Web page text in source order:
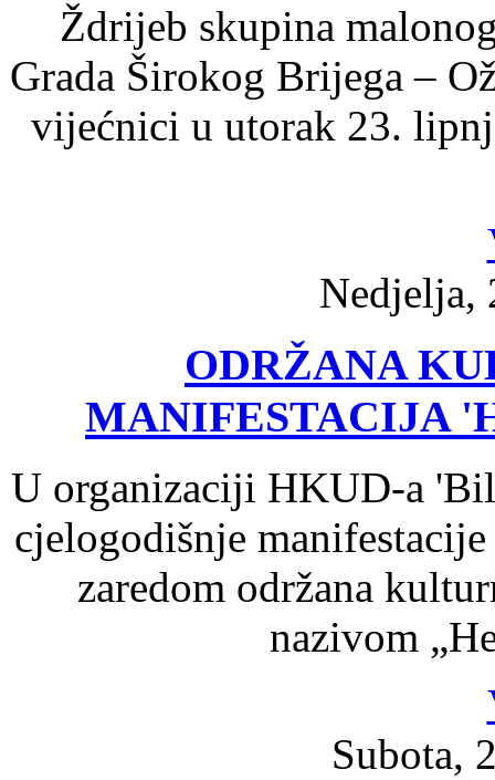
Ždrijeb skupina
Grada Širokog Brijega –
vijećnici u utorak 23.
Nedjelja,
ODRŽANA
MANIFESTACIJA
U organizaciji HKUD-a
cjelogodišnje
zaredom održana
nazivom
Subota,